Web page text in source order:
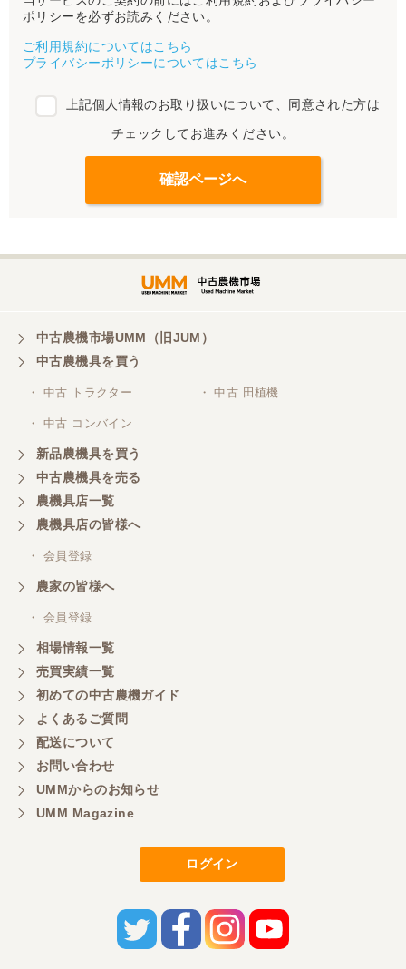
ポリシーを必ずお読みください。
ご利用規約についてはこちら
プライバシーポリシーについてはこちら
上記個人情報のお取り扱いについて、同意された方は
チェックしてお進みください。
中古農機市場UMM（旧JUM）
中古農機具を買う
・ 中古 トラクター ・ 中古 田植機
・ 中古 コンバイン
新品農機具を買う
中古農機具を売る
農機具店一覧
農機具店の皆様へ
・ 会員登録
農家の皆様へ
・ 会員登録
相場情報一覧
売買実績一覧
初めての中古農機ガイド
よくあるご質問
配送について
お問い合わせ
UMMからのお知らせ
UMM Magazine
ログイン